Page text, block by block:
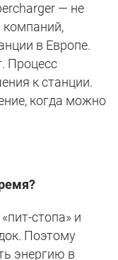
— не
компаний,
в Европе.
Процесс
к станции.
когда можно
стопа» и
Поэтому
энергию в